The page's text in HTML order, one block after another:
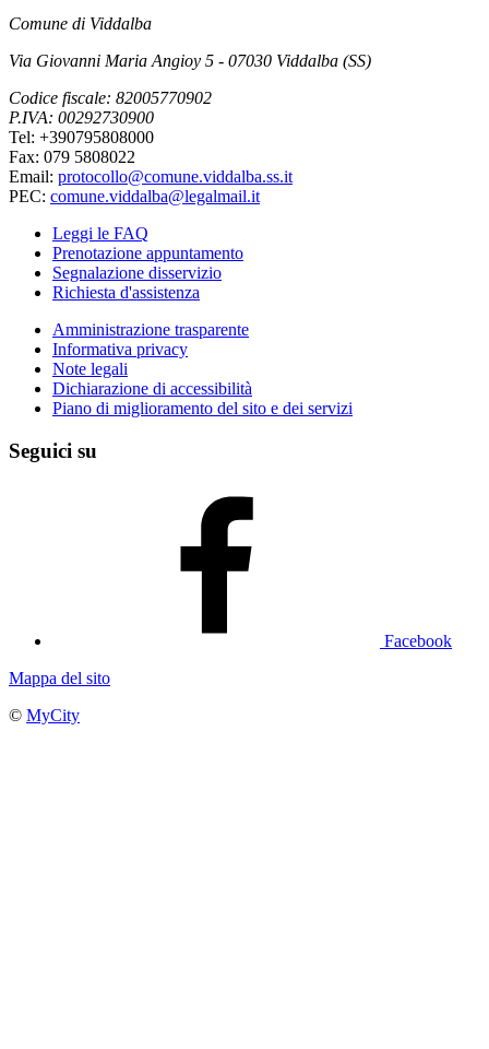
Comune di Viddalba
Via Giovanni Maria Angioy 5 - 07030 Viddalba (SS)
Codice fiscale: 82005770902
P.IVA: 00292730900
Tel: +390795808000
Fax: 079 5808022
Email: protocollo@comune.viddalba.ss.it
PEC: comune.viddalba@legalmail.it
Leggi le FAQ
Prenotazione appuntamento
Segnalazione disservizio
Richiesta d'assistenza
Amministrazione trasparente
Informativa privacy
Note legali
Dichiarazione di accessibilità
Piano di miglioramento del sito e dei servizi
Seguici su
Facebook
Mappa del sito
© MyCity